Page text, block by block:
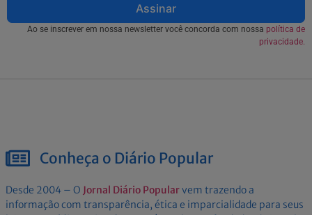
Assinar
Ao se inscrever em nossa newsletter você concorda com nossa política de
privacidade.
Conheça o Diário Popular
Desde 2004 – O Jornal Diário Popularvem trazendo a
informação com transparência, ética e imparcialidade para seus